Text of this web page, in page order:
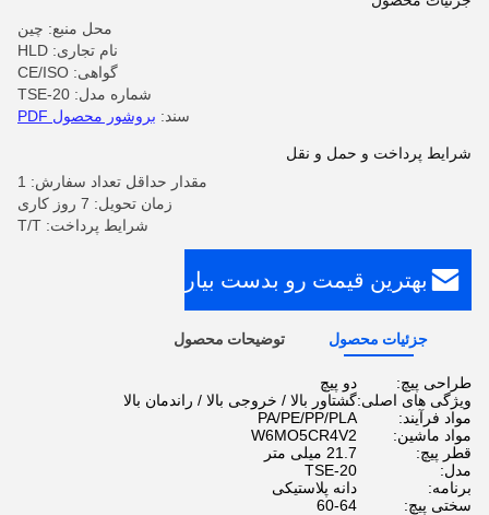
محل منبع: چین
نام تجاری: HLD
گواهی: CE/ISO
شماره مدل: TSE-20
سند: بروشور محصول PDF
شرایط پرداخت و حمل و نقل
مقدار حداقل تعداد سفارش: 1
زمان تحویل: 7 روز کاری
شرایط پرداخت: T/T
بهترین قیمت رو بدست بیار
جزئیات محصول توضیحات محصول
طراحی پیچ:
دو پیچ
ویژگی های اصلی:گشتاور بالا / خروجی بالا / راندمان بالا
مواد فرآیند:
PA/PE/PP/PLA
مواد ماشین:
W6MO5CR4V2
قطر پیچ:
21.7 میلی متر
مدل:
TSE-20
برنامه:
دانه پلاستیکی
سختی پیچ:
60-64